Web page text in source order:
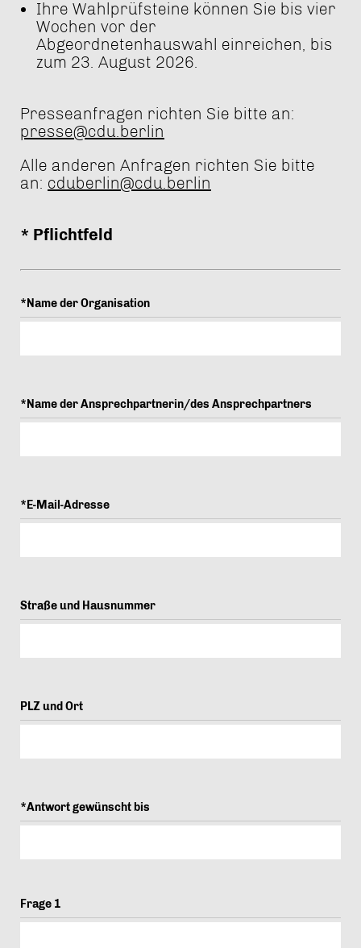
Ihre Wahlprüfsteine können Sie bis vier
Wochen vor der
Abgeordnetenhauswahl einreichen, bis
zum 23. August 2026.
Presseanfragen richten Sie bitte an:
presse@cdu.berlin
Alle anderen Anfragen richten Sie bitte
an: cduberlin@cdu.berlin
* Pflichtfeld
*Name der Organisation
*Name der Ansprechpartnerin/des Ansprechpartners
*E-Mail-Adresse
Straße und Hausnummer
PLZ und Ort
*Antwort gewünscht bis
Frage 1